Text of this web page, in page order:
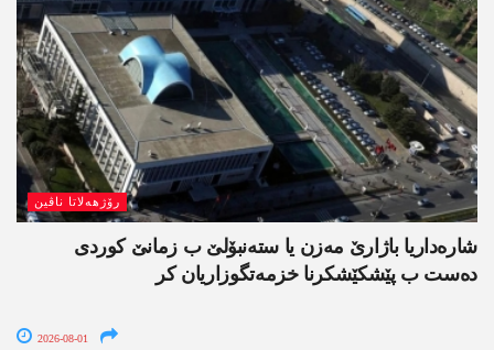
رۆژھەلاتا ناڤین
شارەداریا باژارێ مەزن یا ستەنبۆلێ ب زمانێ کوردی
دەست ب پێشکێشکرنا خزمەتگوزاریان کر
2026-08-01